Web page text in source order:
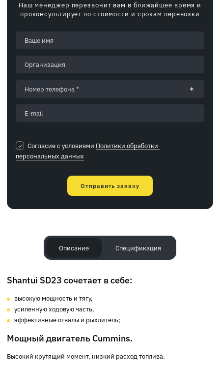
Наш менеджер перезвонит вам в ближайшее время и
проконсультирует по стоимости и срокам перевозки
Согласие с условиями Политики обработки
персональных данных
Отправить заявку
Описание Спецификация
Shantui SD23 сочетает в себе:
высокую мощность и тягу,
усиленную ходовую часть,
эффективные отвалы и рыхлитель;
Мощный двигатель Cummins.
Высокий крутящий момент, низкий расход топлива.